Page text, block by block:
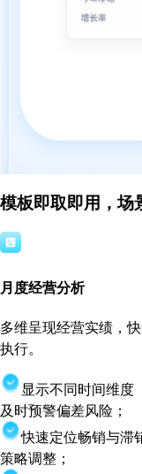
模板即取即用，场
月度经营分析
多维呈现经营实绩，
执行。
显示不同时间维度
及时预警偏差风险；
快速定位畅销与滞
策略调整；